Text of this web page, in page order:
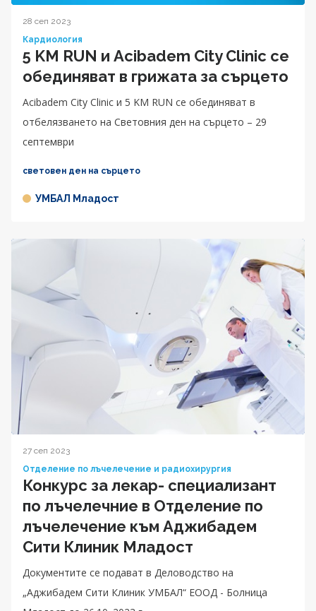
28 сеп 2023
Кардиология
5 KM RUN и Acibadem City Clinic се
обединяват в грижата за сърцето
Acibadem City Clinic и 5 KM RUN се обединяват в
отбелязването на Световния ден на сърцето – 29
септември
световен ден на сърцето
УМБАЛ Младост
27 сеп 2023
Отделение по лъчелечение и радиохирургия
Конкурс за лекар- специализант
по лъчелечние в Отделение по
лъчелечение към Аджибадем
Сити Клиник Младост
Документите се подават в Деловодство на
„Аджибадем Сити Клиник УМБАЛ“ ЕООД - Болница